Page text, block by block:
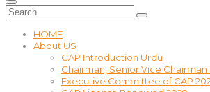
HOME
About US
CAP Introduction Urdu
Chairman, Senior Vice Chairman
Executive Committee of CAP